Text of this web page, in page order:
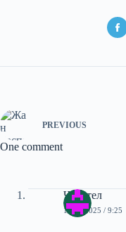
PREVIOUS
One comment
Читател
18/12/2025 / 9:25